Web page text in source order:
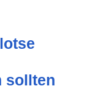
sollten